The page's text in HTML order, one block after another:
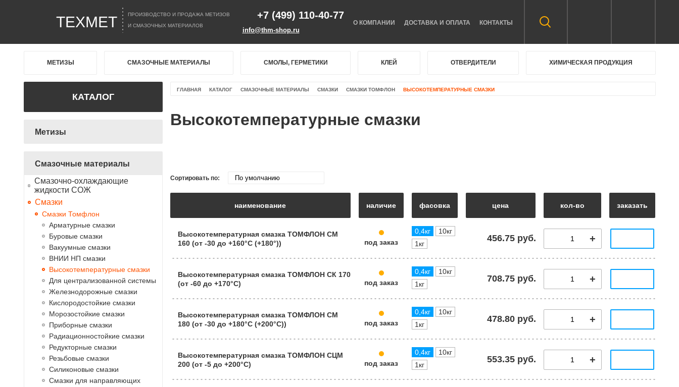
ТЕХМЕТ
ПРОИЗВОДСТВО И ПРОДАЖА МЕТИЗОВ
И СМАЗОЧНЫХ МАТЕРИАЛОВ
+7 (499) 110-40-77
info@thm-shop.ru
О КОМПАНИИ ДОСТАВКА И ОПЛАТА КОНТАКТЫ
МЕТИЗЫ СМАЗОЧНЫЕ МАТЕРИАЛЫ СМОЛЫ, ГЕРМЕТИКИ КЛЕЙ ОТВЕРДИТЕЛИ ХИМИЧЕСКАЯ ПРОДУКЦИЯ
КАТАЛОГ
Метизы
Смазочные материалы
Смазочно-охлаждающие
жидкости СОЖ
Смазки
Смазки Томфлон
Арматурные смазки
Буровые смазки
Вакуумные смазки
ВНИИ НП смазки
Высокотемпературные смазки
Для централизованной системы
Железнодорожные смазки
Кислородостойкие смазки
Морозостойкие смазки
Приборные смазки
Радиационностойкие смазки
Редукторные смазки
Резьбовые смазки
Силиконовые смазки
Смазки для направляющих
ГЛАВНАЯ КАТАЛОГ СМАЗОЧНЫЕ МАТЕРИАЛЫ СМАЗКИ СМАЗКИ ТОМФЛОН ВЫСОКОТЕМПЕРАТУРНЫЕ СМАЗКИ
Высокотемпературные смазки
Сортировать по:
наименование наличие фасовка цена кол-во заказать
Высокотемпературная смазка ТОМФЛОН СМ
160 (от -30 до +160°C (+180°))
под заказ
0,4кг
10кг
1кг
456.75 руб.
Высокотемпературная смазка ТОМФЛОН СК 170
(от -60 до +170°C)
под заказ
0,4кг
10кг
1кг
708.75 руб.
Высокотемпературная смазка ТОМФЛОН СМ
180 (от -30 до +180°C (+200°С))
под заказ
0,4кг
10кг
1кг
478.80 руб.
Высокотемпературная смазка ТОМФЛОН СЦМ
200 (от -5 до +200°C)
под заказ
0,4кг
10кг
1кг
553.35 руб.